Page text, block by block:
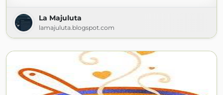
La Majuluta
lamajuluta.blogspot.com